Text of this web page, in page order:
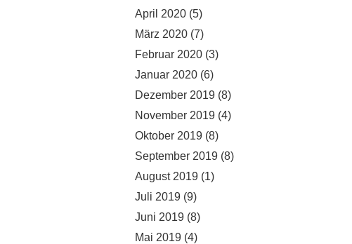
April 2020 (5)
März 2020 (7)
Februar 2020 (3)
Januar 2020 (6)
Dezember 2019 (8)
November 2019 (4)
Oktober 2019 (8)
September 2019 (8)
August 2019 (1)
Juli 2019 (9)
Juni 2019 (8)
Mai 2019 (4)